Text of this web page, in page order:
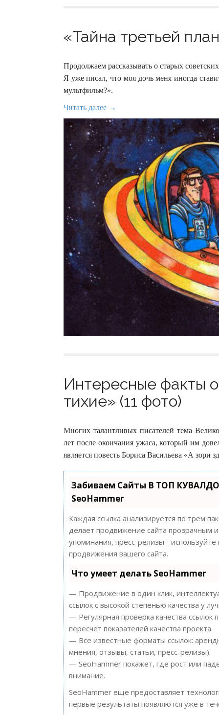
«Тайна третьей
Продолжаем рассказывать о старых
Я уже писал, что моя дочь меня иногда
мультфильм?».
Читать далее →
Интересные факты
тихие» (11 фото)
Многих талантливых писателей тема
лет после окончания ужаса, который им
является повесть Бориса Васильева «А
Забиваем Сайты В ТОП
SeoHammer
Каждая ссылка анализируется по трем
делает продвижение сайта прозрачным
упоминания, пресс-релизы -
продвижения вашего сайта.
Что умеет делать SeoHammer
— Продвижение в один клик,
ссылок с высокой степенью качества у
— Регулярная проверка качества
пересчет показателей качества проекта.
— Все известные форматы ссылок:
мнения, отзывы, статьи, пресс-релизы).
— SeoHammer покажет, где рост или
внимание.
SeoHammer еще предоставляет
первые результаты появляются уже в